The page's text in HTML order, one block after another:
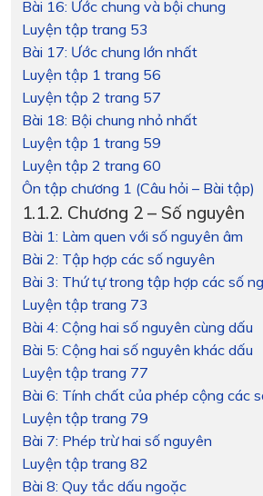
Bài 16: Ước chung và bội chung
Luyện tập trang 53
Bài 17: Ước chung lớn nhất
Luyện tập 1 trang 56
Luyện tập 2 trang 57
Bài 18: Bội chung nhỏ nhất
Luyện tập 1 trang 59
Luyện tập 2 trang 60
Ôn tập chương 1 (Câu hỏi – Bài tập)
1.1.2. Chương 2 – Số nguyên
Bài 1: Làm quen với số nguyên âm
Bài 2: Tập hợp các số nguyên
Bài 3: Thứ tự trong tập hợp các số
Luyện tập trang 73
Bài 4: Cộng hai số nguyên cùng dấu
Bài 5: Cộng hai số nguyên khác dấu
Luyện tập trang 77
Bài 6: Tính chất của phép cộng các
Luyện tập trang 79
Bài 7: Phép trừ hai số nguyên
Luyện tập trang 82
Bài 8: Quy tắc dấu ngoặc